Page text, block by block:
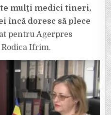
mulţi medici tineri,
încă doresc să plece
pentru Agerpres
Ifrim.